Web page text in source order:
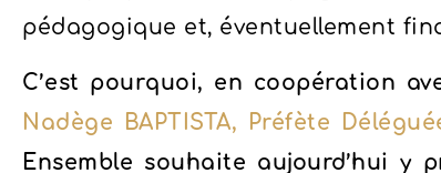
pédagogique et, éventuellement
C’est pourquoi, en coopération
Nadège BAPTISTA, Préfète
Ensemble souhaite aujourd’hui y